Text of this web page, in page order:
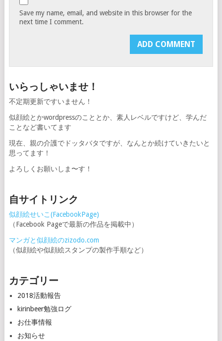
Save my name, email, and website in this browser for the
next time I comment.
いらっしゃいませ！
不定期更新ですいません！
似顔絵とかwordpressのこととか、素人レベルですけど、学んだ
ことなど書いてます
現在、親の介護でドッタバタですが、なんとか続けていきたいと
思ってます！
よろしくお願いしま〜す！
自サイトリンク
似顔絵せいこ(FacebookPage)
（Facebook Pageで最新の作品を掲載中）
マンガと似顔絵のzizodo.com
（似顔絵や似顔絵スタンプの製作手順など）
カテゴリー
2018活動報告
kirinbeer勉強ログ
お仕事情報
お知らせ